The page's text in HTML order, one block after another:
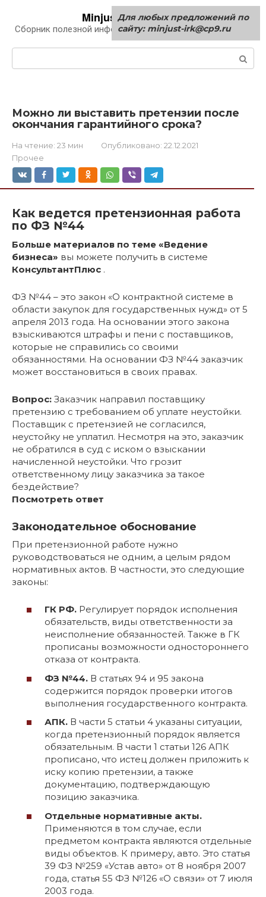
контенту
Minjust-irk.ru
Сборник полезной информации про автомобили
Можно ли выставить претензии после
окончания гарантийного срока?
На чтение: 23 мин Опубликовано: 22.12.2021
Прочее
Как ведется претензионная работа
по ФЗ №44
Больше материалов по теме «Ведение
бизнеса» вы можете получить в системе
КонсультантПлюс .
ФЗ №44 – это закон «О контрактной системе в
области закупок для государственных нужд» от 5
апреля 2013 года. На основании этого закона
взыскиваются штрафы и пени с поставщиков,
которые не справились со своими
обязанностями. На основании ФЗ №44 заказчик
может восстановиться в своих правах.
Вопрос: Заказчик направил поставщику
претензию с требованием об уплате неустойки.
Поставщик с претензией не согласился,
неустойку не уплатил. Несмотря на это, заказчик
не обратился в суд с иском о взыскании
начисленной неустойки. Что грозит
ответственному лицу заказчика за такое
бездействие?
Посмотреть ответ
Законодательное обоснование
При претензионной работе нужно
руководствоваться не одним, а целым рядом
нормативных актов. В частности, это следующие
законы:
ГК РФ. Регулирует порядок исполнения
обязательств, виды ответственности за
неисполнение обязанностей. Также в ГК
прописаны возможности одностороннего
отказа от контракта.
ФЗ №44. В статьях 94 и 95 закона
содержится порядок проверки итогов
выполнения государственного контракта.
АПК. В части 5 статьи 4 указаны ситуации,
когда претензионный порядок является
обязательным. В части 1 статьи 126 АПК
прописано, что истец должен приложить к
иску копию претензии, а также
документацию, подтверждающую
позицию заказчика.
Отдельные нормативные акты.
Применяются в том случае, если
предметом контракта являются отдельные
виды объектов. К примеру, авто. Это статья
39 ФЗ №259 «Устав авто» от 8 ноября 2007
года, статья 55 ФЗ №126 «О связи» от 7 июля
2003 года.
Для любых предложений по
сайту: minjust-irk@cp9.ru